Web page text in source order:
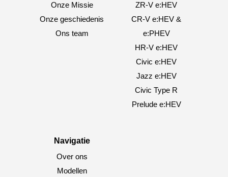
Onze Missie
Onze geschiedenis
Ons team
ZR-V e:HEV
CR-V e:HEV &
e:PHEV
HR-V e:HEV
Civic e:HEV
Jazz e:HEV
Civic Type R
Prelude e:HEV
Navigatie
Over ons
Modellen